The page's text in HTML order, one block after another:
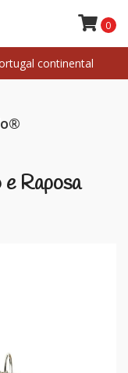
continental
0
Raposa